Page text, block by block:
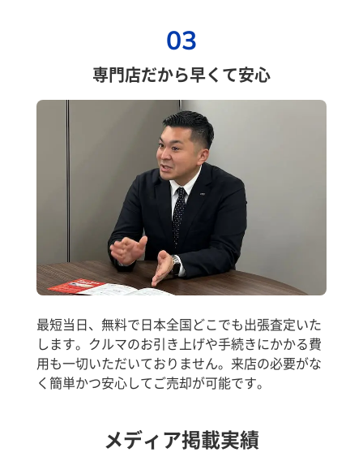
03
専門店だから早くて安心
最短当日、無料で日本全国どこでも出張査定いた
します。クルマのお引き上げや手続きにかかる費
用も一切いただいておりません。来店の必要がな
く簡単かつ安心してご売却が可能です。
メディア掲載実績